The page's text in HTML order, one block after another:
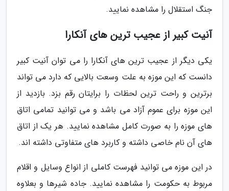
جنگ استقلال را مشاهده نمایید.
آنیت کبیر از عجیب ترین های آنکارا
یکی دیگر از عجیب ترین های آنکارا را می توان آنیت کبیر
دانست که این موزه به علت وسعت بالایی که دارد می تواند
برترین و راحت ترین لحظات را برایتان رقم بزد. بازدید از
این موزه برای عموم آزاد می باشد و می توانید تمامی اتاق
های موزه را به صورت کامل مشاهده نمایید. هر یک از اتاق
های آن نام خاصی داشته و کاربرد های متفاوتی داشته اند.
در این موزه می توانید فهرست کاملی از انواع وسایل و اقلام
مربوط به حکومت را مشاهده نمایید. جاده شیرها و بعلاوه